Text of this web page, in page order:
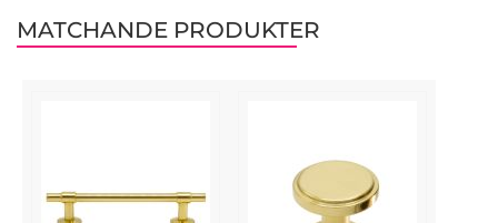
MATCHANDE PRODUKTER